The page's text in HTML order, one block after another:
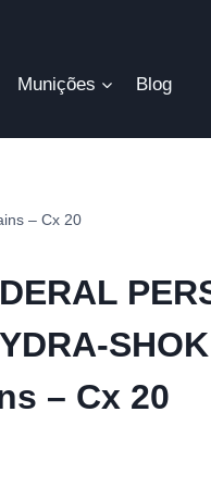
Munições Blog
– Cx 20
– Cx 20